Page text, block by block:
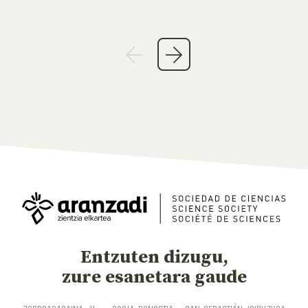
Entzuten dizugu,
zure esanetara gaude